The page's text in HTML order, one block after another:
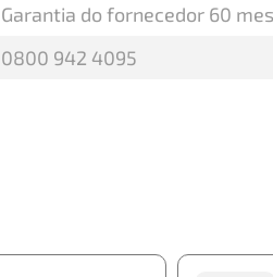
Garantia do fornecedor 60
0800 942 4095